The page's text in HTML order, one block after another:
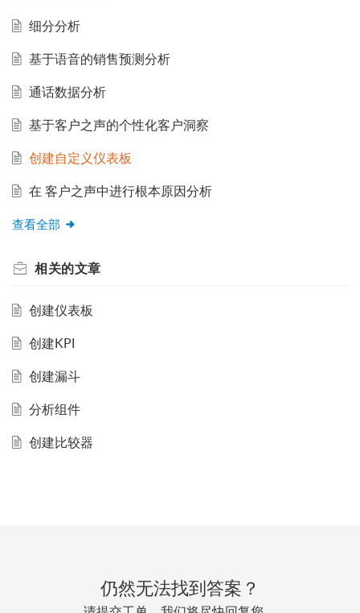
细分分析
基于语音的销售预测分析
通话数据分析
基于客户之声的个性化客户洞察
创建自定义仪表板
在 客户之声中进行根本原因分析
查看全部
相关的文章
创建仪表板
创建KPI
创建漏斗
分析组件
创建比较器
仍然无法找到答案？